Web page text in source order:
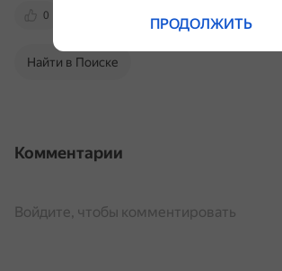
0 yandex.ru otvet.mail.ru
Найти в Поиске
Комментарии
Войдите, чтобы комментировать
ПРОДОЛЖИТЬ